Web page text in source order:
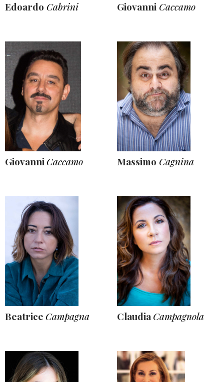
Edoardo Cabrini Giovanni Caccamo
Giovanni Caccamo Massimo Cagnina
Beatrice Campagna Claudia Campagnola